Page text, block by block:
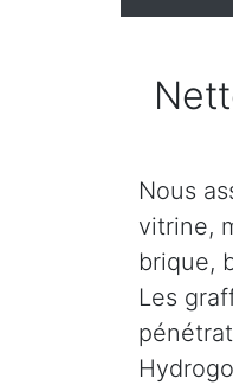
Nous
vitrine,
brique,
Les